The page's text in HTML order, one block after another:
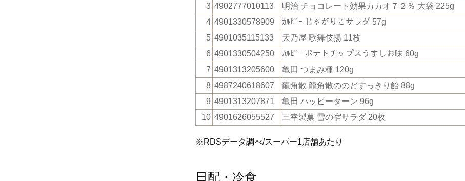
3 4902777010113 明治 チョコレート効果カカオ７２％ 大袋 225g
4 4901330578909 ｶﾙﾋﾞｰ じゃがりこサラダ 57g
5 4901035115133 天乃屋 歌舞伎揚 11枚
6 4901330504250 ｶﾙﾋﾞｰ ポテトチップスうすしお味 60g
7 4901313205600 亀田 つまみ種 120g
8 4987240618607 龍角散 龍角散ののどすっきり飴 88g
9 4901313207871 亀田 ハッピーターン 96g
10 4901626055527 三幸製菓 雪の宿サラダ 20枚
※RDSデータ調べ/スーパー1店舗あたり
日配・冷食